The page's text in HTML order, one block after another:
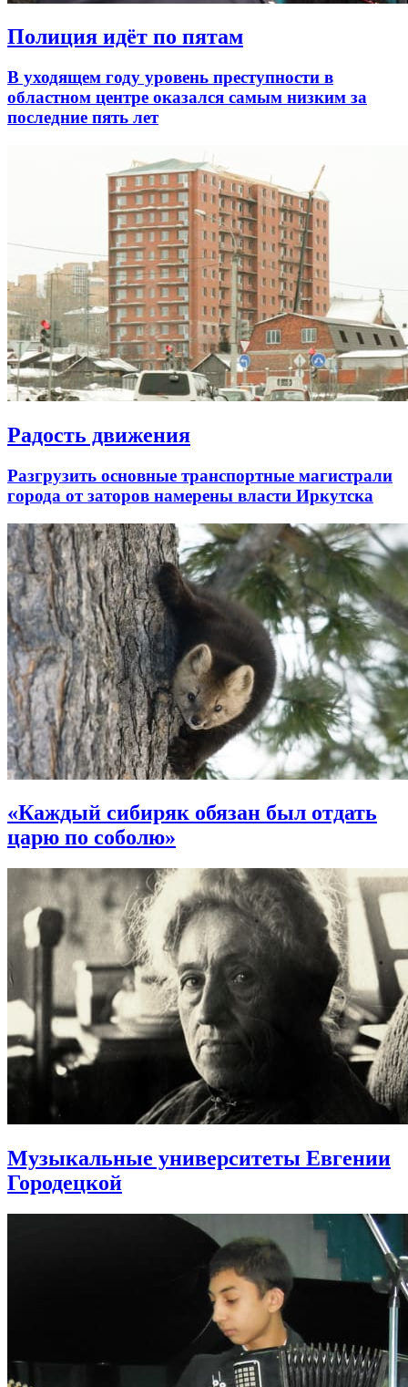
Полиция идёт по пятам
В уходящем году уровень преступности в
областном центре оказался самым низким за
последние пять лет
Радость движения
Разгрузить основные транспортные магистрали
города от заторов намерены власти Иркутска
«Каждый сибиряк обязан был отдать
царю по соболю»
Музыкальные университеты Евгении
Городецкой